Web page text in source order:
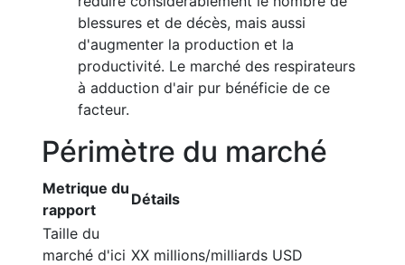
blessures et de décès, mais aussi
d'augmenter la production et la
productivité. Le marché des respirateurs
à adduction d'air pur bénéficie de ce
facteur.
Périmètre du marché
Metrique du
rapport
Détails
Taille du
marché d'ici XX millions/milliards USD